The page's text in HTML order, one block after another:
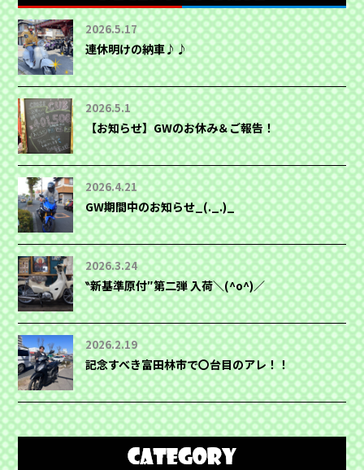
2026.5.17
連休明けの納車♪♪
2026.5.1
【お知らせ】GWのお休み＆ご報告！
2026.4.21
GW期間中のお知らせ_(._.)_
2026.3.24
‶新基準原付″第二弾 入荷＼(^o^)／
2026.2.19
記念すべき富田林市で〇台目のアレ！！